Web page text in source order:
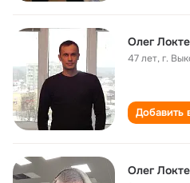
Олег
47 лет,г.
Добавить
Олег